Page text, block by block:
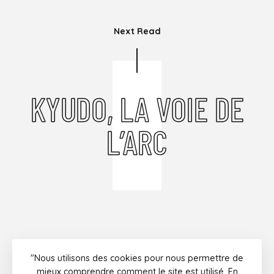
Next Read
KYUDO, LA VOIE DE
L’ARC
Instagram Facebook Twitter Youtube
"Nous utilisons des cookies pour nous permettre de
mieux comprendre comment le site est utilisé. En